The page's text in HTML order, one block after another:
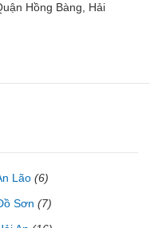
Hồng Bàng, Hải
Lão (6)
Sơn (7)